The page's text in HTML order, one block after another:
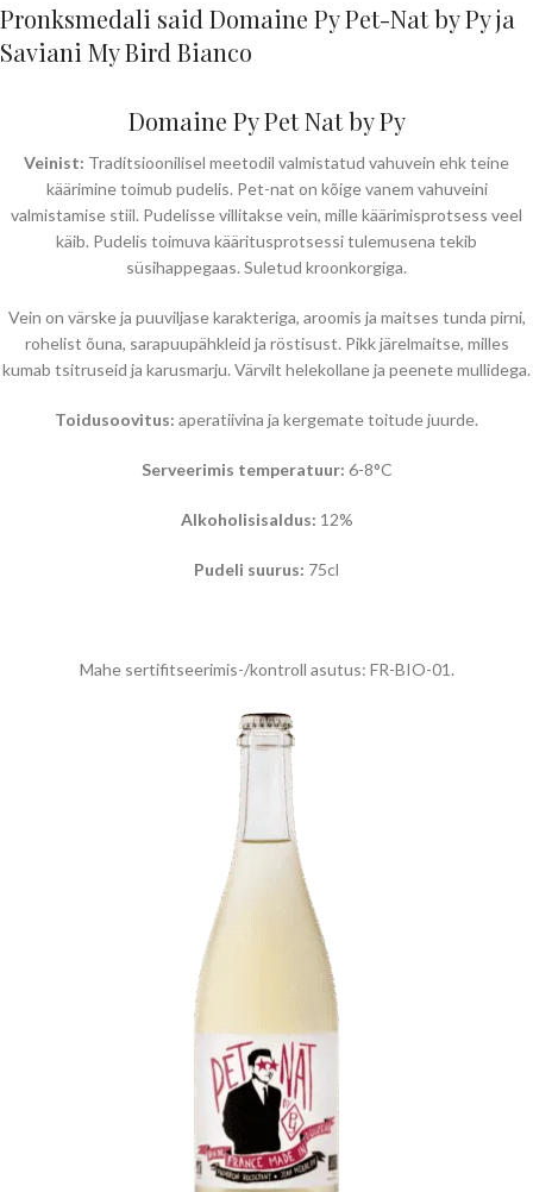
Pronksmedali said Domaine Py Pet-Nat by Py ja
Saviani My Bird Bianco
Domaine Py Pet Nat by Py
Veinist: Traditsioonilisel meetodil valmistatud vahuvein ehk teine
käärimine toimub pudelis. Pet-nat on kõige vanem vahuveini
valmistamise stiil. Pudelisse villitakse vein, mille käärimisprotsess veel
käib. Pudelis toimuva kääritusprotsessi tulemusena tekib
süsihappegaas. Suletud kroonkorgiga.
Vein on värske ja puuviljase karakteriga, aroomis ja maitses tunda pirni,
rohelist õuna, sarapuupähkleid ja röstisust. Pikk järelmaitse, milles
kumab tsitruseid ja karusmarju. Värvilt helekollane ja peenete mullidega.
Toidusoovitus: aperatiivina ja kergemate toitude juurde.
Serveerimis temperatuur: 6-8°C
Alkoholisisaldus: 12%
Pudeli suurus: 75cl
Mahe sertifitseerimis-/kontroll asutus: FR-BIO-01.